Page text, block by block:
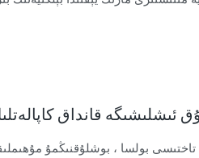
ئىشلىشىگە قانداق
بولسا ، بوشلۇقنىڭمۇ